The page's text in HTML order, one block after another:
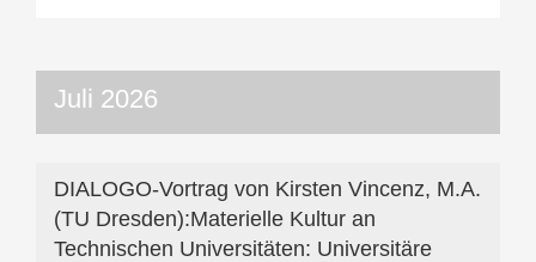
Juli 2026
DIALOGO-Vortrag von Kirsten Vincenz, M.A.
(TU Dresden):Materielle Kultur an
Technischen Universitäten: Universitäre